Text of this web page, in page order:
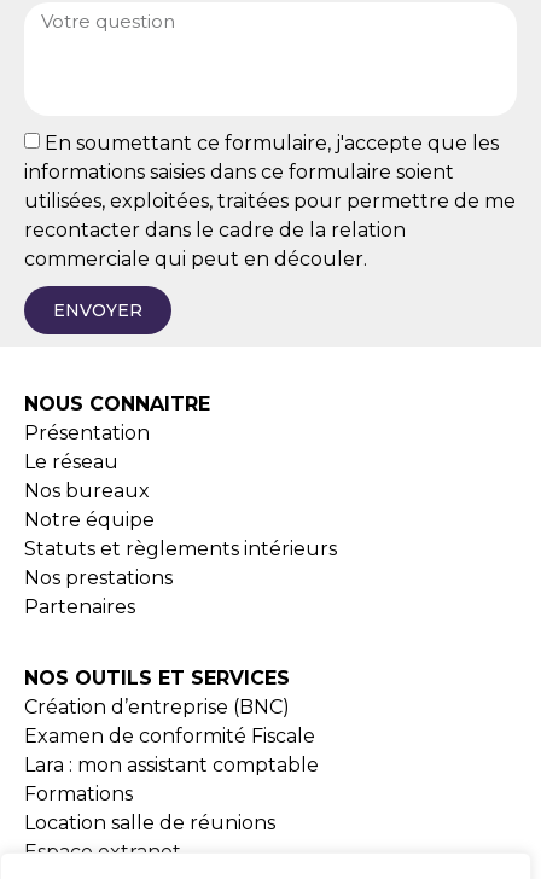
En soumettant ce formulaire, j'accepte que les
informations saisies dans ce formulaire soient
utilisées, exploitées, traitées pour permettre de me
recontacter dans le cadre de la relation
commerciale qui peut en découler.
ENVOYER
NOUS CONNAITRE
Présentation
Le réseau
Nos bureaux
Notre équipe
Statuts et règlements intérieurs
Nos prestations
Partenaires
NOS OUTILS ET SERVICES
Création d’entreprise (BNC)
Examen de conformité Fiscale
Lara : mon assistant comptable
Formations
Location salle de réunions
Espace extranet